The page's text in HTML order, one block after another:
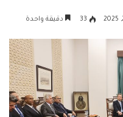
33 دقيقة واحدة